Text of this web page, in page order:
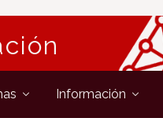
Información